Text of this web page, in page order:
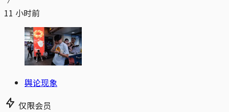
11 小时前
舆论现象
仅限会员